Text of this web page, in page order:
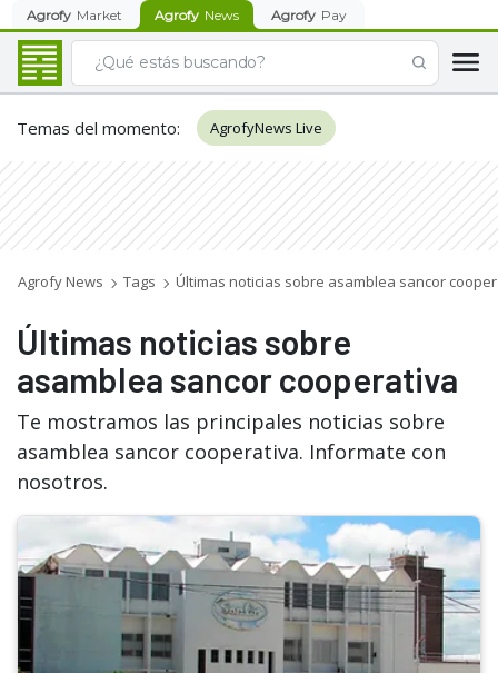
Agrofy Market Agrofy News Agrofy Pay
Temas del momento: AgrofyNews Live
Agrofy News Tags Últimas noticias sobre asamblea sancor
Últimas noticias sobre
asamblea sancor cooperativa
Te mostramos las principales noticias sobre
asamblea sancor cooperativa. Informate con
nosotros.